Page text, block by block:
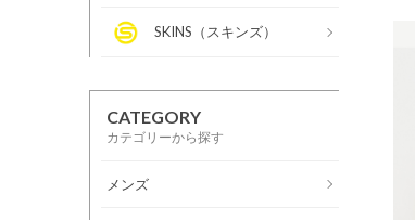
SKINS（スキンズ）
CATEGORY
カテゴリーから探す
メンズ